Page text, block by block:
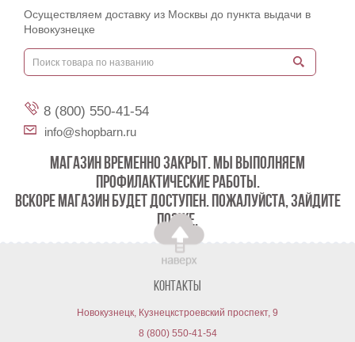
Осуществляем доставку из Москвы до пункта выдачи в
Новокузнецке
8 (800) 550-41-54
info@shopbarn.ru
МАГАЗИН ВРЕМЕННО ЗАКРЫТ. МЫ ВЫПОЛНЯЕМ
ПРОФИЛАКТИЧЕСКИЕ РАБОТЫ.
ВСКОРЕ МАГАЗИН БУДЕТ ДОСТУПЕН. ПОЖАЛУЙСТА, ЗАЙДИТЕ
ПОЗЖЕ.
Контакты
Новокузнецк, Кузнецкстроевский проспект, 9
8 (800) 550-41-54